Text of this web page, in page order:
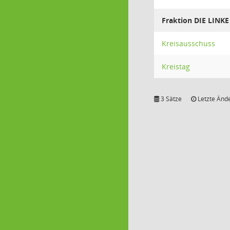
Fraktion DIE LINKE
Kreisausschuss
Kreistag
3 Sätze Letzte